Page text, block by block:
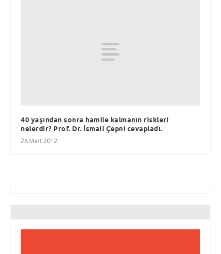
40 yaşından sonra hamile kalmanın riskleri
nelerdir? Prof. Dr. İsmail Çepni cevapladı.
28 Mart 2012